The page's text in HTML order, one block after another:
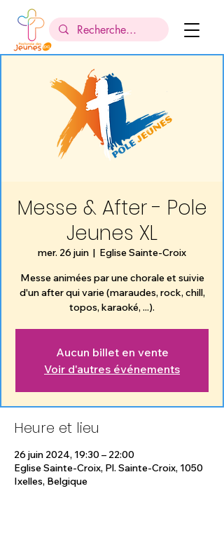
Messe & After - Pole
Jeunes XL
mer. 26 juin
  |
Eglise Sainte-Croix
Messe animées par une chorale et suivie
d'un after qui varie (maraudes, rock, chill,
Aucun billet en vente
Voir d'autres événements
Heure et lieu
26 juin 2024, 19:30 – 22:00
Eglise Sainte-Croix, Pl. Sainte-Croix, 1050
Ixelles, Belgique